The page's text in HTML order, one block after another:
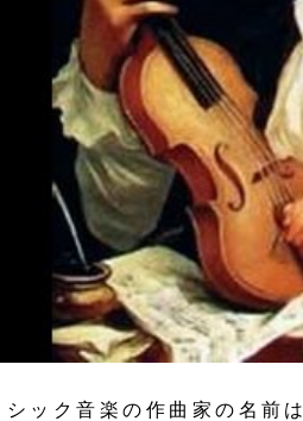
シック音楽の作曲家の名前